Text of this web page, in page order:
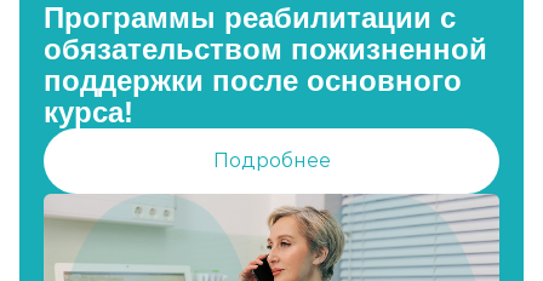
Программы реабилитации с
обязательством пожизненной
поддержки после основного
курса!
Подробнее